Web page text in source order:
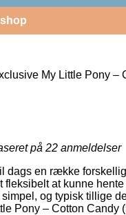
My Little Pony –
på 22 anmeldelser
dags en række
fleksibelt at kunne
og typisk tillige
Pony – Cotton Candy